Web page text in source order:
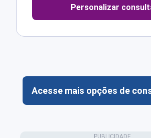
Personalizar
Acesse mais opções de